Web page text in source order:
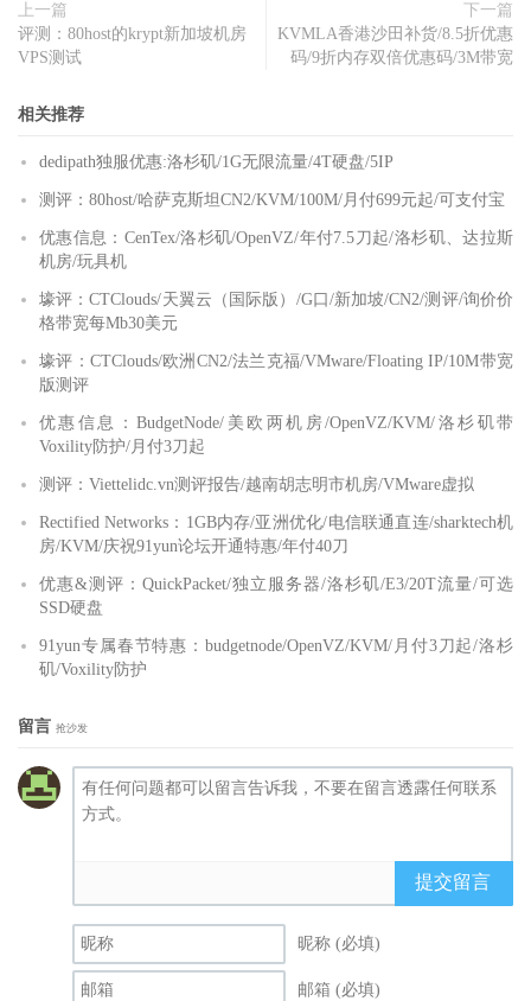
上一篇
评测：80host的krypt新加坡机房
VPS测试
下一篇
KVMLA香港沙田补货/8.5折优惠
码/9折内存双倍优惠码/3M带宽
相关推荐
dedipath独服优惠:洛杉矶/1G无限流量/4T硬盘/5IP
测评：80host/哈萨克斯坦CN2/KVM/100M/月付699元起/可支付宝
优惠信息：CenTex/洛杉矶/OpenVZ/年付7.5刀起/洛杉矶、达拉斯
机房/玩具机
壕评：CTClouds/天翼云（国际版）/G口/新加坡/CN2/测评/询价价
格带宽每Mb30美元
壕评：CTClouds/欧洲CN2/法兰克福/VMware/Floating IP/10M带宽
版测评
优惠信息：BudgetNode/美欧两机房/OpenVZ/KVM/洛杉矶带
Voxility防护/月付3刀起
测评：Viettelidc.vn测评报告/越南胡志明市机房/VMware虚拟
Rectified Networks：1GB内存/亚洲优化/电信联通直连/sharktech机
房/KVM/庆祝91yun论坛开通特惠/年付40刀
优惠&测评：QuickPacket/独立服务器/洛杉矶/E3/20T流量/可选
SSD硬盘
91yun专属春节特惠：budgetnode/OpenVZ/KVM/月付3刀起/洛杉
矶/Voxility防护
留言 抢沙发
提交留言
昵称 (必填)
邮箱 (必填)